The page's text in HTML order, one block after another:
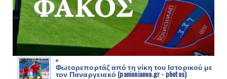
Φωτορεπορτάζ από τη νίκη του Ιστορικού με
τον Παναργειακό (panionianea.gr - photos)